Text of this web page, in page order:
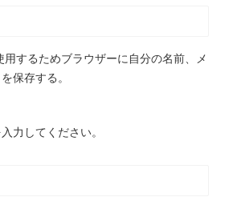
用するためブラウザーに自分の名前、メ
保存する。
力してください。